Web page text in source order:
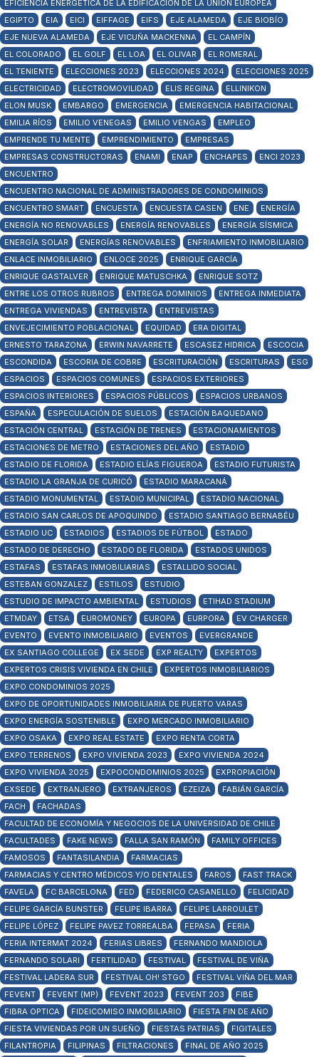
EFICIENCIA ENERGÉTICA DE LA EDIFICACIÓN DE LA UNIÓN EUROPEA
EGIPTO
EIA EICI EIFFAGE EIFS EJE ALAMEDA
EJE BIOBÍO
EJE NUEVA ALAMEDA
EJE VICUÑA MACKENNA
EL CAMPÍN
EL COLORADO
EL GOLF EL LOA EL OLIVAR
EL ROMERAL
EL TENIENTE
ELECCIONES 2023 ELECCIONES 2024
ELECCIONES 2025
ELECTRICIDAD
ELECTROMOVILIDAD ELIS REGINA
ELLINIKON
ELON MUSK
EMBARGO EMERGENCIA
EMERGENCIA HABITACIONAL
EMILIA RÍOS
EMILIO VENEGAS EMILIO VENGAS
EMPLEO
EMPRENDE TU MENTE
EMPRENDIMIENTO
EMPRESAS
EMPRESAS CONSTRUCTORAS
ENAMI ENAP ENCHAPES
ENCI 2023
ENCUENTRO
ENCUENTRO NACIONAL DE ADMINISTRADORES DE CONDOMINIOS
ENCUENTRO SMART
ENCUESTA ENCUESTA CASEN ENE
ENERGÍA
ENERGÍA NO RENOVABLES
ENERGÍA RENOVABLES
ENERGÍA SÍSMICA
ENERGÍA SOLAR
ENERGÍAS RENOVABLES
ENFRIAMIENTO INMOBILIARIO
ENLACE INMOBILIARIO
ENLOCE 2025
ENRIQUE GARCÍA
ENRIQUE GASTALVER
ENRIQUE MATUSCHKA
ENRIQUE SOTZ
ENTRE LOS OTROS RUBROS
ENTREGA DOMINIOS
ENTREGA INMEDIATA
ENTREGA VIVIENDAS
ENTREVISTA
ENTREVISTAS
ENVEJECIMIENTO POBLACIONAL
EQUIDAD
ERA DIGITAL
ERNESTO TARAZONA
ERWIN NAVARRETE ESCASEZ HIDRICA
ESCOCIA
ESCONDIDA
ESCORIA DE COBRE ESCRITURACIÓN ESCRITURAS
ESG
ESPACIOS
ESPACIOS COMUNES
ESPACIOS EXTERIORES
ESPACIOS INTERIORES
ESPACIOS PÚBLICOS
ESPACIOS URBANOS
ESPAÑA
ESPECULACIÓN DE SUELOS
ESTACIÓN BAQUEDANO
ESTACIÓN CENTRAL
ESTACIÓN DE TRENES
ESTACIONAMIENTOS
ESTACIONES DE METRO
ESTACIONES DEL AÑO
ESTADIO
ESTADIO DE FLORIDA
ESTADIO ELÍAS FIGUEROA
ESTADIO FUTURISTA
ESTADIO LA GRANJA DE CURICÓ
ESTADIO MARACANÁ
ESTADIO MONUMENTAL
ESTADIO MUNICIPAL
ESTADIO NACIONAL
ESTADIO SAN CARLOS DE APOQUINDO
ESTADIO SANTIAGO BERNABÉU
ESTADIO UC
ESTADIOS ESTADIOS DE FÚTBOL
ESTADO
ESTADO DE DERECHO
ESTADO DE FLORIDA
ESTADOS UNIDOS
ESTAFAS
ESTAFAS INMOBILIARIAS
ESTALLIDO SOCIAL
ESTEBAN GONZALEZ
ESTILOS
ESTUDIO
ESTUDIO DE IMPACTO AMBIENTAL
ESTUDIOS
ETIHAD STADIUM
ETMDAY
ETSA EUROMONEY EUROPA EURPORA
EV CHARGER
EVENTO
EVENTO INMOBILIARIO EVENTOS
EVERGRANDE
EX SANTIAGO COLLEGE
EX SEDE EXP REALTY
EXPERTOS
EXPERTOS CRISIS VIVIENDA EN CHILE
EXPERTOS INMOBILIARIOS
EXPO CONDOMINIOS 2025
EXPO DE OPORTUNIDADES INMOBILIARIA DE PUERTO VARAS
EXPO ENERGÍA SOSTENIBLE
EXPO MERCADO INMOBILIARIO
EXPO OSAKA
EXPO REAL ESTATE
EXPO RENTA CORTA
EXPO TERRENOS
EXPO VIVIENDA 2023
EXPO VIVIENDA 2024
EXPO VIVIENDA 2025
EXPOCONDOMINIOS 2025
EXPROPIACIÓN
EXSEDE
EXTRANJERO EXTRANJEROS EZEIZA
FABIÁN GARCÍA
FACH
FACHADAS
FACULTAD DE ECONOMÍA Y NEGOCIOS DE LA UNIVERSIDAD DE CHILE
FACULTADES
FAKE NEWS FALLA SAN RAMÓN
FAMILY OFFICES
FAMOSOS
FANTASILANDIA
FARMACIAS
FARMACIAS Y CENTRO MÉDICOS Y/O DENTALES
FAROS
FAST TRACK
FAVELA
FC BARCELONA FED FEDERICO CASANELLO
FELICIDAD
FELIPE GARCÍA BUNSTER
FELIPE IBARRA
FELIPE LARROULET
FELIPE LÓPEZ
FELIPE PAVEZ TORREALBA FEPASA
FERIA
FERIA INTERMAT 2024
FERIAS LIBRES
FERNANDO MANDIOLA
FERNANDO SOLARI
FERTILIDAD FESTIVAL
FESTIVAL DE VIÑA
FESTIVAL LADERA SUR
FESTIVAL OH! STGO
FESTIVAL VIÑA DEL MAR
FEVENT
FEVENT (MP) FEVENT 2023 FEVENT 203
FIBE
FIBRA OPTICA
FIDEICOMISO INMOBILIARIO
FIESTA FIN DE AÑO
FIESTA VIVIENDAS POR UN SUEÑO
FIESTAS PATRIAS
FIGITALES
FILANTROPIA
FILIPINAS FILTRACIONES
FINAL DE AÑO 2025